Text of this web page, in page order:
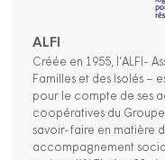
ALFI
Créée en 1955, l’ALFI-
Familles et des Isolés –
pour le compte de ses
coopératives du
savoir-faire en matière
accompagnement